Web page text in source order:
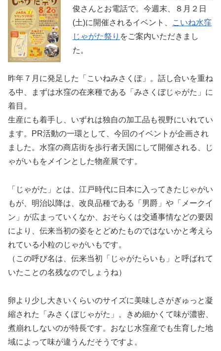
俊さんとお電話で。今週末、８月２日
(土)に開催されるイベント、
こいね水窪
じゃがた祭り をご案内いただきまし
た。
昨年７月に発足した「こいねみさくぼ」。話し合いを重ね
る中、まずは水窪の在来種である「みさくぼじゃがた」に
着目。
生産にも着手し、いずれは独自の加工品も視野にいれてい
ます。PR活動の一環として、今回のイベントが企画され
ました。水窪の商店街を歩行者天国にして開催される、じ
ゃがいもをメインとした物産展です。
「じゃがた」とは、江戸時代に日本に入ってきたじゃがい
もが、明治以降は、改良品種である「男爵」や「メークイ
ン」が広まっていくなか、おそらくは交通事情などの要因
により、伝来当初の姿をとどめたものではないかと考えら
れている小粒のじゃがいもです。
（この呼び名は、伝来当初「じゃがたらいも」と呼ばれて
いたことの名残なのでしょうね）
卵より少し大きいくらいのサイズに美味しさがぎゅっと凝
縮された「みさくぼじゃがた」。きめ細かくて味が濃密、
煮崩れしないのが特長です。おなじ水窪産でも生育した地
域によって味が違うんだそうですよ。